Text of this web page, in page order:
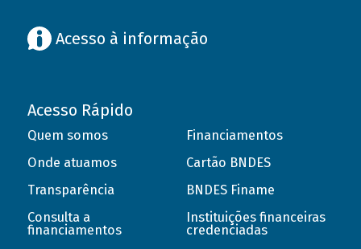
Acesso à informação
Acesso Rápido
Quem somos
Onde atuamos
Transparência
Consulta a
financiamentos
Financiamentos
Cartão BNDES
BNDES Finame
Instituições financeiras
credenciadas